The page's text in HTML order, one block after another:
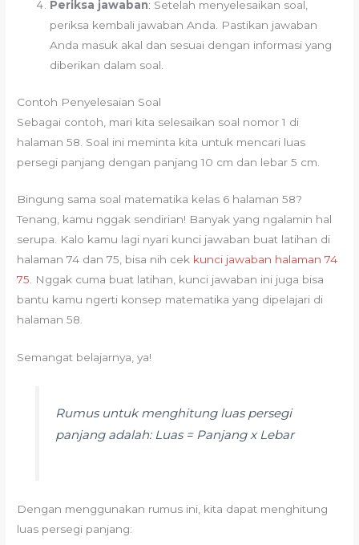
Periksa jawaban: Setelah menyelesaikan soal,
periksa kembali jawaban Anda. Pastikan jawaban
Anda masuk akal dan sesuai dengan informasi yang
diberikan dalam soal.
Contoh Penyelesaian Soal
Sebagai contoh, mari kita selesaikan soal nomor 1 di
halaman 58. Soal ini meminta kita untuk mencari luas
persegi panjang dengan panjang 10 cm dan lebar 5 cm.
Bingung sama soal matematika kelas 6 halaman 58?
Tenang, kamu nggak sendirian! Banyak yang ngalamin hal
serupa. Kalo kamu lagi nyari kunci jawaban buat latihan di
halaman 74 dan 75, bisa nih cek kunci jawaban halaman 74
75. Nggak cuma buat latihan, kunci jawaban ini juga bisa
bantu kamu ngerti konsep matematika yang dipelajari di
halaman 58.
Semangat belajarnya, ya!
Rumus untuk menghitung luas persegi
panjang adalah: Luas = Panjang x Lebar
Dengan menggunakan rumus ini, kita dapat menghitung
luas persegi panjang: